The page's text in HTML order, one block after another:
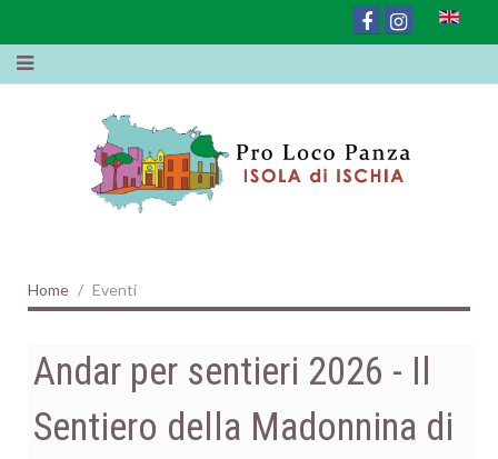
Home Eventi
Andar per sentieri 2026 - Il
Sentiero della Madonnina di